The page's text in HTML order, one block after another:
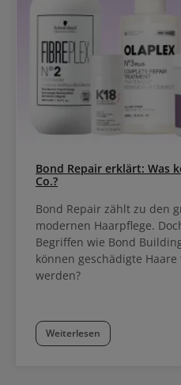
Bond Repair erklärt: Was
Co.?
Bond Repair zählt zu den
modernen Haarpflege.
Begriffen wie Bond
können geschädigte
werden?
Weiterlesen